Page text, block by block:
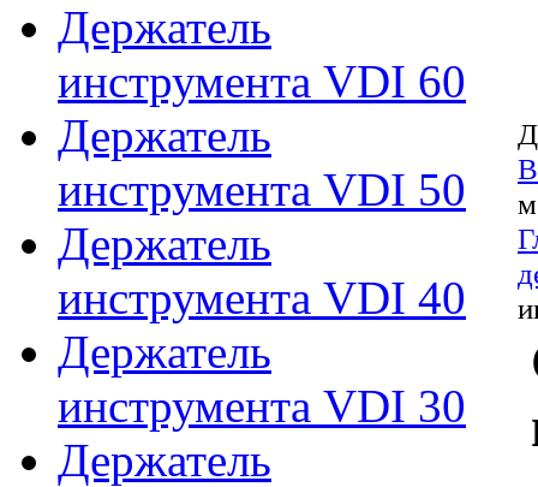
Держатель
инструмента VDI 60
Держатель
инструмента VDI 50
Держатель
инструмента VDI 40
Держатель
инструмента VDI 30
Держатель